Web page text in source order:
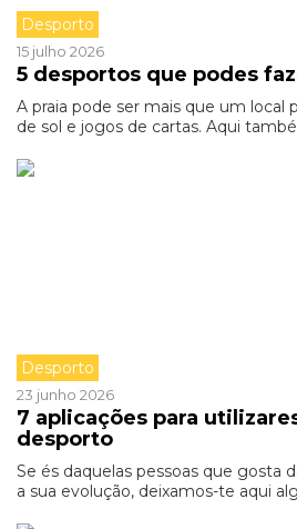
Desporto
15 julho 2026
5 desportos que podes
A praia pode ser mais que um local
de sol e jogos de cartas. Aqui
Desporto
23 junho 2026
7 aplicações para
desporto
Se és daquelas pessoas que gosta
a sua evolução, deixamos-te aqui